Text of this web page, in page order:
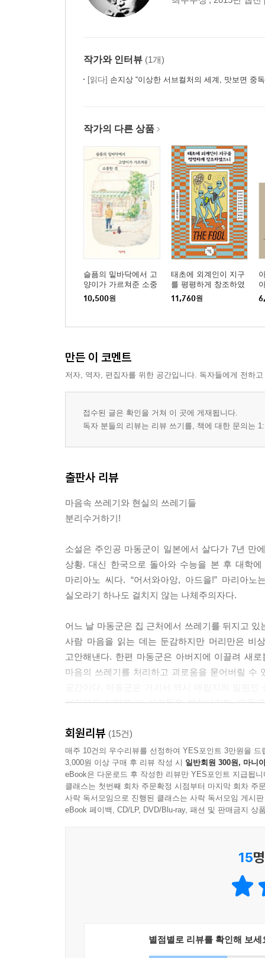
작가와 인터뷰 (1개)
[읽다] 손지상 “이상한 서브컬처의 세계, 맛보면 중
작가의 다른 상품
슬픔의 밑바닥에서 고
양이가 가르쳐준 소중
한 것
10,500원
태초에 외계인이 지구
를 평평하게 창조하였
으니
11,760원
만든 이 코멘트
저자, 역자, 편집자를 위한 공간입니다. 독자들에게 전하
접수된 글은 확인을 거쳐 이 곳에 게재됩니다.
독자 분들의 리뷰는 리뷰 쓰기를, 책에 대한 문의는
출판사 리뷰
마음속 쓰레기와 현실의 쓰레기들
분리수거하기!
소설은 주인공 마동군이 일본에서 살다가 7년 만
상황. 대신 한국으로 돌아와 수능을 본 후 대학
마리아노 씨다. “어서와아앙, 아드을!” 마리아
실오라기 하나도 걸치지 않는 나체주의자다.
어느 날 마동군은 집 근처에서 쓰레기를 뒤지고 있
사람 마음을 읽는 데는 둔감하지만 머리만은 비
고안해낸다. 한편 마동군은 아버지에 이끌려 새
마음의 쓰레기를 처리하고 괴로움을 묻어버릴 수
성지은은 어떻게 이 사건들을 헤쳐나갈까. 마동
작가의 말
‘터미네이터’ 하면 떠오르는 영화배우 아널드 슈
펼치고, 트레이닝복 바지가 터질 정도로 두꺼운
(……)
제가 이 작품을 쓰기 전까지만 해도 발표한 소설
발랄하고, 유쾌한 작품이 되기를 바라며 썼습니
회원리뷰 (15건)
매주 10건의 우수리뷰를 선정하여 YES포인트 3만원을 드
3,000원 이상 구매 후 리뷰 작성 시 일반회원 300원, 마니
eBook은 다운로드 후 작성한 리뷰만 YES포인트 지급됩니
클래스는 첫번째 회차 주문확정 시점부터 마지막 회차 주
사락 독서모임으로 진행된 클래스는 사락 독서모임 게시
eBook 페이백, CD/LP, DVD/Blu-ray, 패션 및 판매금지 상
15
별점별로 리뷰를 확인해 보세